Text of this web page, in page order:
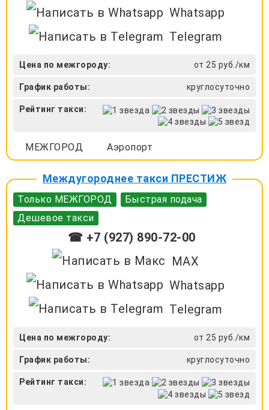
Whatsapp
Telegram
Цена по межгороду: от 25 руб./км
График работы: круглосуточно
Рейтинг такси:
МЕЖГОРОД Аэропорт
Междугороднее такси ПРЕСТИЖ
Только МЕЖГОРОД
Быстрая подача
Дешевое такси
☎ +7 (927) 890-72-00
MAX
Whatsapp
Telegram
Цена по межгороду: от 25 руб./км
График работы: круглосуточно
Рейтинг такси: